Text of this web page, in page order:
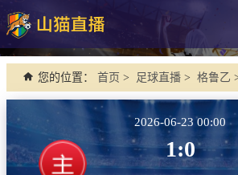
网站首页
德甲
您的位置： 首页 > 足球直播 > 格鲁乙
2026-06-23 00:00
1:0